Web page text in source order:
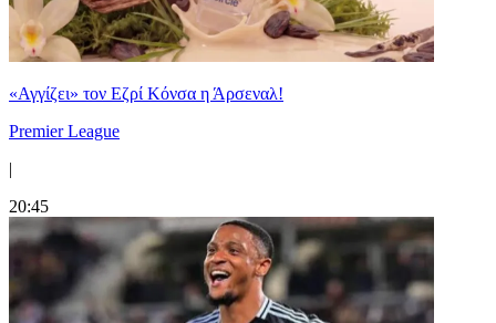
«Αγγίζει» τον Εζρί Κόνσα η Άρσεναλ!
Premier League
|
20:45